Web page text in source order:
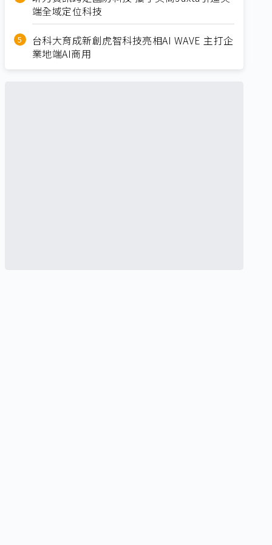
端全域定位科技
台科大育成新創虎智科技亮相AI WAVE 主打企
業地端AI商用